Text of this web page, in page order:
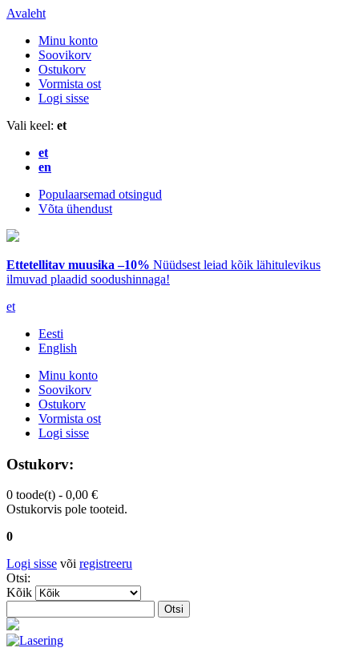
Avaleht
Minu konto
Soovikorv
Ostukorv
Vormista ost
Logi sisse
Vali keel: et
et
en
Populaarsemad otsingud
Võta ühendust
Ettetellitav muusika –10% Nüüdsest leiad kõik lähitulevikus
ilmuvad plaadid soodushinnaga!
et
Eesti
English
Minu konto
Soovikorv
Ostukorv
Vormista ost
Logi sisse
Ostukorv:
0 toode(t) - 0,00 €
Ostukorvis pole tooteid.
0
Logi sisse või registreeru
Otsi:
Kõik
Otsi